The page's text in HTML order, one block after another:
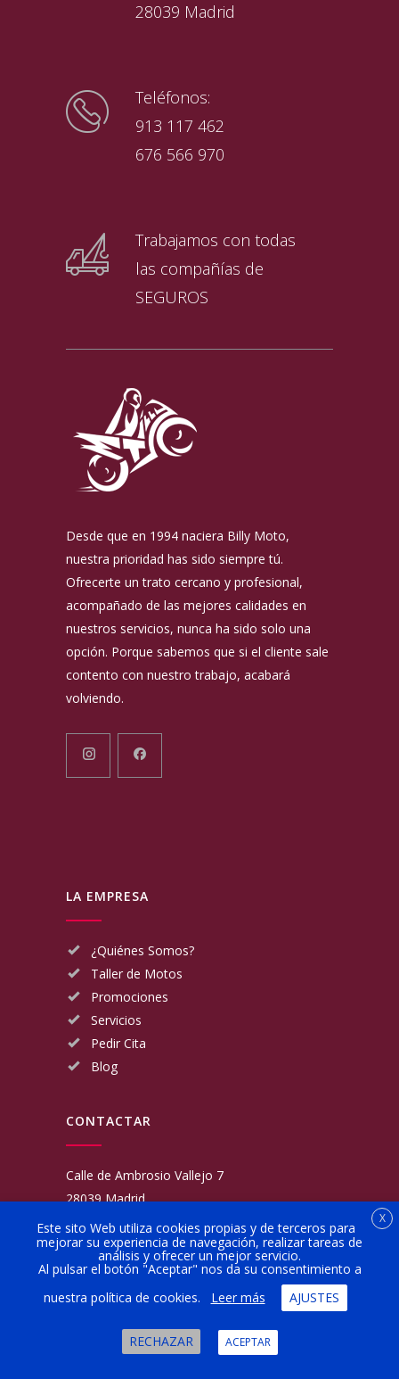
28039 Madrid
Teléfonos:
913 117 462
676 566 970
Trabajamos con todas
las compañías de
SEGUROS
Desde que en 1994 naciera Billy Moto,
nuestra prioridad has sido siempre tú.
Ofrecerte un trato cercano y profesional,
acompañado de las mejores calidades en
nuestros servicios, nunca ha sido solo una
opción. Porque sabemos que si el cliente sale
contento con nuestro trabajo, acabará
volviendo.
LA EMPRESA
¿Quiénes Somos?
Taller de Motos
Promociones
Servicios
Pedir Cita
Blog
CONTACTAR
Calle de Ambrosio Vallejo 7
28039 Madrid
Fijo:
913 117 462
Movil:
676 566 970
administracion@talleresgarciamartinezehijos.com
Lun a Vier:
9:00 a 14:00
16:00 a 20:00
X
Este sito Web utiliza cookies propias y de terceros para
mejorar su experiencia de navegación, realizar tareas de
análisis y ofrecer un mejor servicio.
Al pulsar el botón "Aceptar" nos da su consentimiento a
nuestra política de cookies.
Leer más AJUSTES
RECHAZAR ACEPTAR